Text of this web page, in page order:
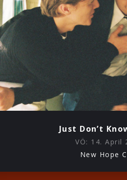
Just Don’t
VÖ: 14. April
New Hope